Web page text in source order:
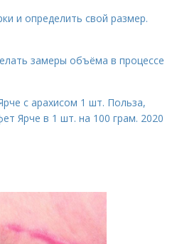
и определить свой размер.
замеры объёма в процессе
с арахисом 1 шт. Польза,
Ярче в 1 шт. на 100 грам. 2020